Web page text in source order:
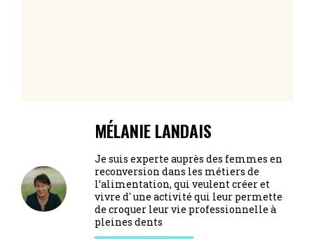
MÉLANIE LANDAIS
Je suis experte auprès des femmes en
reconversion dans les métiers de
l’alimentation, qui veulent créer et
vivre d' une activité qui leur permette
de croquer leur vie professionnelle à
pleines dents